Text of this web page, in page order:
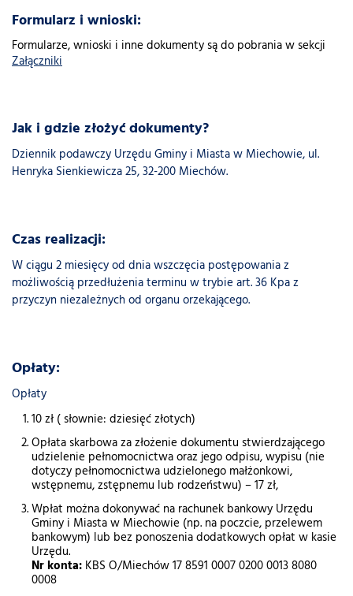
Formularz i wnioski:
Formularze, wnioski i inne dokumenty są do pobrania w sekcji
Załączniki
Jak i gdzie złożyć dokumenty?
Dziennik podawczy Urzędu Gminy i Miasta w Miechowie, ul.
Henryka Sienkiewicza 25, 32-200 Miechów.
Czas realizacji:
W ciągu 2 miesięcy od dnia wszczęcia postępowania z
możliwością przedłużenia terminu w trybie art. 36 Kpa z
przyczyn niezależnych od organu orzekającego.
Opłaty:
Opłaty
10 zł ( słownie: dziesięć złotych)
Opłata skarbowa za złożenie dokumentu stwierdzającego
udzielenie pełnomocnictwa oraz jego odpisu, wypisu (nie
dotyczy pełnomocnictwa udzielonego małżonkowi,
wstępnemu, zstępnemu lub rodzeństwu) – 17 zł,
Wpłat można dokonywać na rachunek bankowy Urzędu
Gminy i Miasta w Miechowie (np. na poczcie, przelewem
bankowym) lub bez ponoszenia dodatkowych opłat w kasie
Urzędu.
Nr konta: KBS O/Miechów 17 8591 0007 0200 0013 8080
0008